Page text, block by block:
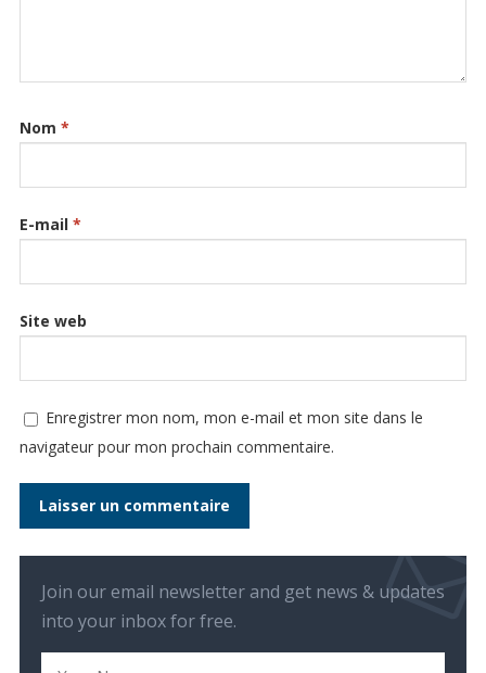
Nom *
E-mail *
Site web
Enregistrer mon nom, mon e-mail et mon site dans le
navigateur pour mon prochain commentaire.
Join our email newsletter and get news & updates
into your inbox for free.